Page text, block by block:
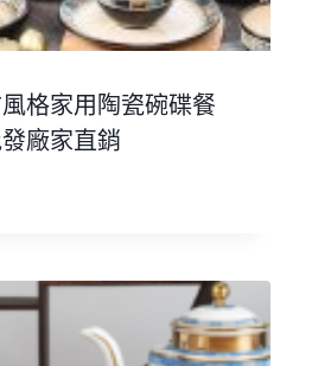
格家用陶瓷碗碟餐
廠家直銷